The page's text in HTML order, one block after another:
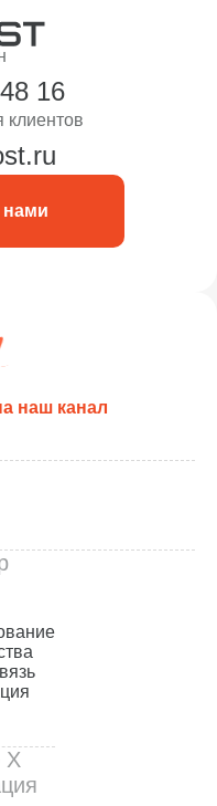
16
клиентов
нами
наш канал
X